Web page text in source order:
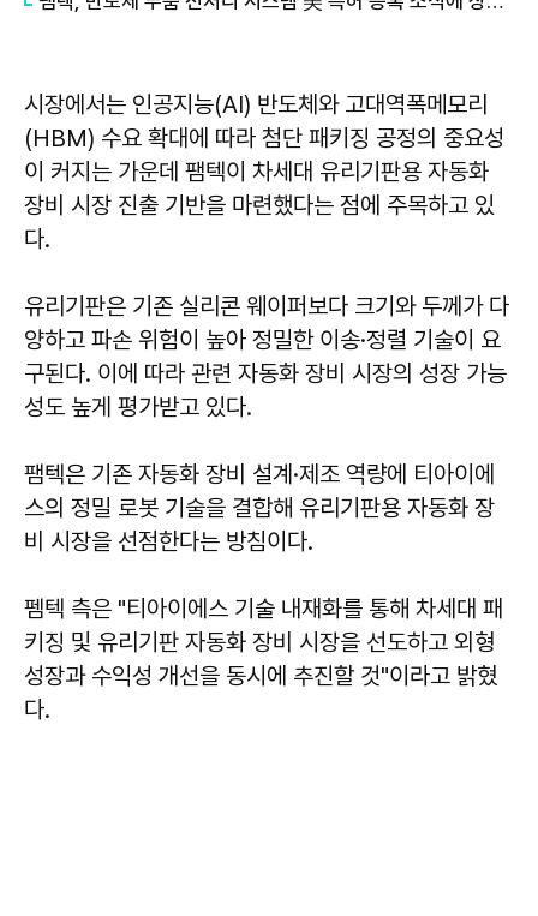
시장에서는 인공지능(AI) 반도체와 고대역폭메모리
(HBM) 수요 확대에 따라 첨단 패키징 공정의 중요성
이 커지는 가운데 팸텍이 차세대 유리기판용 자동화
장비 시장 진출 기반을 마련했다는 점에 주목하고 있
다.
유리기판은 기존 실리콘 웨이퍼보다 크기와 두께가 다
양하고 파손 위험이 높아 정밀한 이송·정렬 기술이 요
구된다. 이에 따라 관련 자동화 장비 시장의 성장 가능
성도 높게 평가받고 있다.
팸텍은 기존 자동화 장비 설계·제조 역량에 티아이에
스의 정밀 로봇 기술을 결합해 유리기판용 자동화 장
비 시장을 선점한다는 방침이다.
펨텍 측은 "티아이에스 기술 내재화를 통해 차세대 패
키징 및 유리기판 자동화 장비 시장을 선도하고 외형
성장과 수익성 개선을 동시에 추진할 것"이라고 밝혔
다.